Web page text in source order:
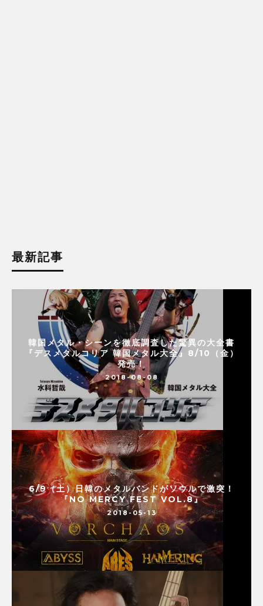
最新記事
韓国メタル・シーンを徹底調査した驚異の大全書
『デスメタルコリア 韓国メタル大全』8/10（金）
発売！
2018-08-08
6/9（土）日韓のメタルバンドがソウルで激突！
『NO MERCY FEST VOL.8』
2018-05-13